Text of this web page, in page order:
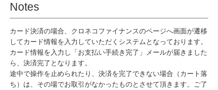
Notes
カード決済の場合、クロネコファイナンスのページへ画面が遷移
してカード情報を入力していただくシステムとなっております。
カード情報を入力し「お支払い手続き完了」メールが届きました
ら、決済完了となります。
途中で操作を止められたり、決済を完了できない場合（カート落
ち）は、その場でお取引がなかったものとさせて頂きます。ご了